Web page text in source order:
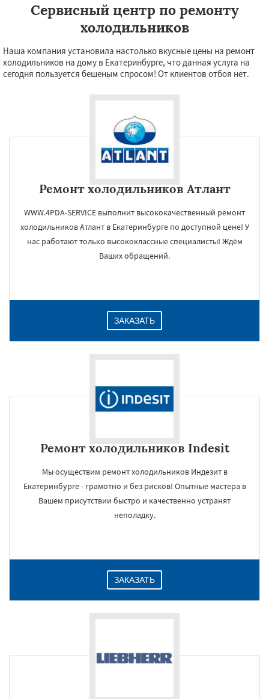
Сервисный центр по ремонту
холодильников
Наша компания установила настолько вкусные цены на ремонт
холодильников на дому в Екатеринбурге, что данная услуга на
сегодня пользуется бешеным спросом! От клиентов отбоя нет.
Ремонт холодильников Атлант
WWW.4PDA-SERVICE выполнит высококачественный ремонт
холодильников Атлант в Екатеринбурге по доступной цене! У
нас работают только высококлассные специалисты! Ждём
Ваших обращений.
ЗАКАЗАТЬ
Ремонт холодильников Indesit
Мы осуществим ремонт холодильников Индезит в
Екатеринбурге - грамотно и без рисков! Опытные мастера в
Вашем присутствии быстро и качественно устранят
неполадку.
ЗАКАЗАТЬ